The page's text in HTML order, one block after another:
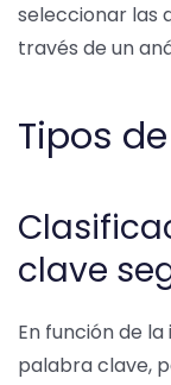
seleccionar las
través de un
Tipos
clave
En función de
palabra clave,